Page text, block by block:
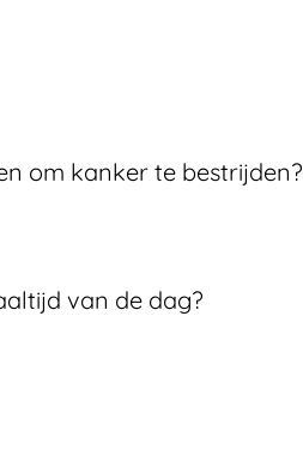
om kanker te bestrijden?
van de dag?